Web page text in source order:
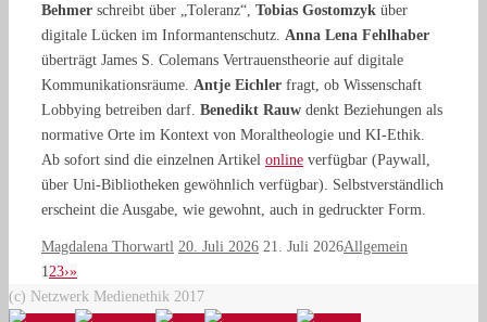
Behmer schreibt über „Toleranz“, Tobias Gostomzyk über
digitale Lücken im Informantenschutz. Anna Lena Fehlhaber
überträgt James S. Colemans Vertrauenstheorie auf digitale
Kommunikationsräume. Antje Eichler fragt, ob Wissenschaft
Lobbying betreiben darf. Benedikt Rauw denkt Beziehungen als
normative Orte im Kontext von Moraltheologie und KI-Ethik.
Ab sofort sind die einzelnen Artikel online verfügbar (Paywall,
über Uni-Bibliotheken gewöhnlich verfügbar). Selbstverständlich
erscheint die Ausgabe, wie gewohnt, auch in gedruckter Form.
Magdalena Thorwartl 20. Juli 2026 21. Juli 2026Allgemein
1 23›»
(c) Netzwerk Medienethik 2017